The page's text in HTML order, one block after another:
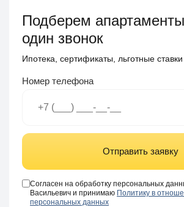
Подберем
один звонок
Ипотека, сертификаты, льготные ставки
Номер телефона
Отправить заявку
Согласен на обработку персональных
Васильевич и принимаю Политику в
персональных данных